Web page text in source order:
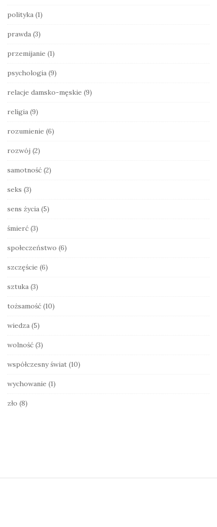
polityka (1)
prawda (3)
przemijanie (1)
psychologia (9)
relacje damsko-męskie (9)
religia (9)
rozumienie (6)
rozwój (2)
samotność (2)
seks (3)
sens życia (5)
śmierć (3)
społeczeństwo (6)
szczęście (6)
sztuka (3)
tożsamość (10)
wiedza (5)
wolność (3)
współczesny świat (10)
wychowanie (1)
zło (8)